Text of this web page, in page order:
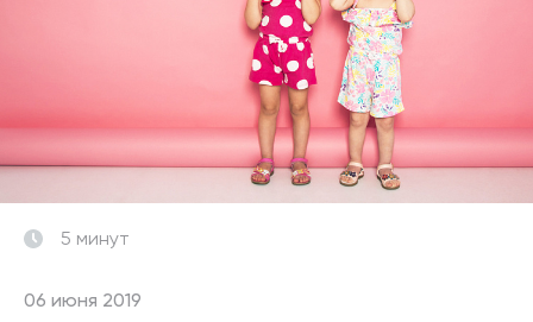
06 июня 2019
5 минут